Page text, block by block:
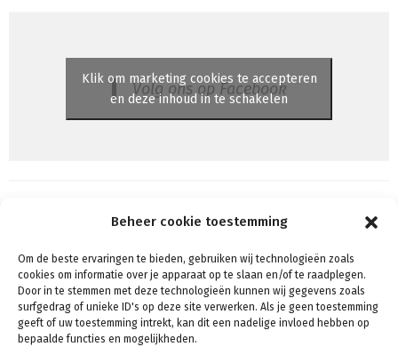
Beheer cookie toestemming
Om de beste ervaringen te bieden, gebruiken wij technologieën zoals
cookies om informatie over je apparaat op te slaan en/of te raadplegen.
Door in te stemmen met deze technologieën kunnen wij gegevens zoals
surfgedrag of unieke ID's op deze site verwerken. Als je geen toestemming
geeft of uw toestemming intrekt, kan dit een nadelige invloed hebben op
bepaalde functies en mogelijkheden.
Volg ons op Facebook
Klik om marketing cookies te accepteren
en deze inhoud in te schakelen
Algemene voorwaarden
Voorwaarden & condities
Cookiebeleid (EU)
Privacy